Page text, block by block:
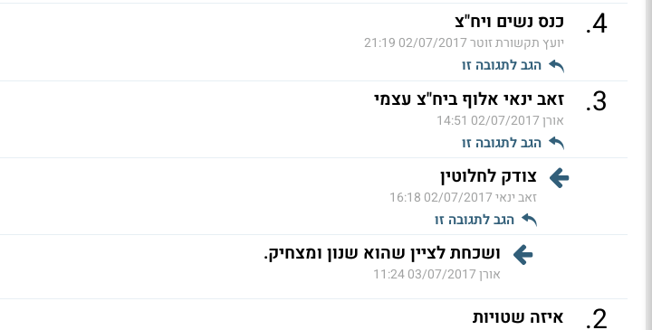
4
. כנס נשים ויח"צ
יועץ תקשורת זוטר02/07/2017 21:19
הגב לתגובה זו
3
. זאב ינאי אלוף ביח"צ עצמי
אורן02/07/2017 14:51
הגב לתגובה זו
צודק לחלוטין
זאב ינאי02/07/2017 16:18
הגב לתגובה זו
ושכחת לציין שהוא שנון ומצחיק.
אורן03/07/2017 11:24
2
. איזה שטויות